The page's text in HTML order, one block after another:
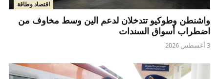
اقتصاد وطاقة
واشنطن وطوكيو تتدخلان لدعم الين وسط مخاوف من
اضطراب أسواق السندات
3 أغسطس 2026